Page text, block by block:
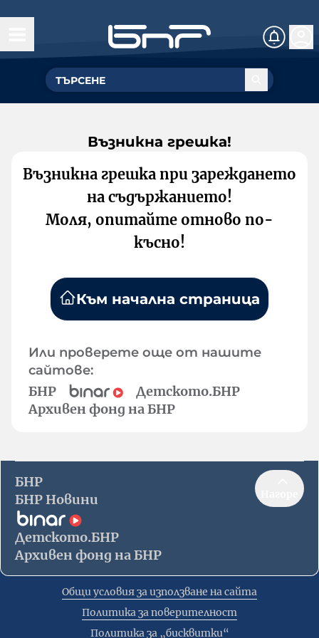
Възникна грешка!
Възникна грешка при зареждането
на съдържанието!
Моля, опитайте отново по-
късно!
Към начална страница
Или проверете още от нашите
сайтове:
БНР
Детското.БНР
Архивен фонд на БНР
БНР
БНР Новини
Детското.БНР
Архивен фонд на БНР
Общи условия за използване на сайта
Политика за поверителност
Политика за „бисквитки“